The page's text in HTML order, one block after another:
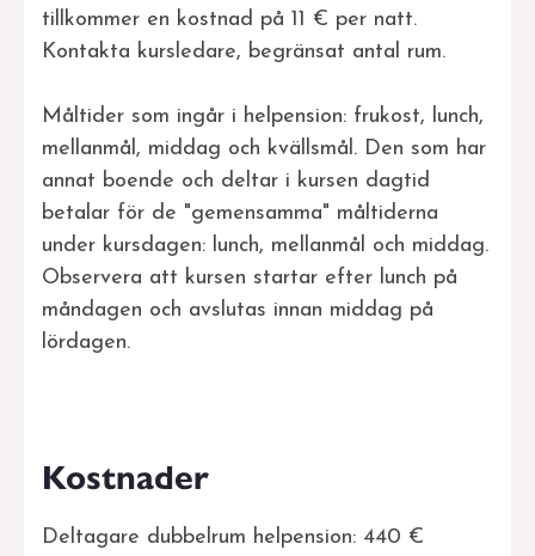
tillkommer en kostnad på 11 € per natt.
Kontakta kursledare, begränsat antal rum.
Måltider som ingår i helpension: frukost, lunch,
mellanmål, middag och kvällsmål. Den som har
annat boende och deltar i kursen dagtid
betalar för de "gemensamma" måltiderna
under kursdagen: lunch, mellanmål och middag.
Observera att kursen startar efter lunch på
måndagen och avslutas innan middag på
lördagen.
Kostnader
Deltagare dubbelrum helpension: 440 €